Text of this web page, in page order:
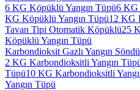
6 KG Köpüklü Yangın Tüpü6 KG
KG Köpüklü Yangın Tüpü12 KG
Tavan Tipi Otomatik Köpüklü25
Köpüklü Yangın Tüpü
Karbondioksit Gazlı Yangın
2 KG Karbondioksitli Yangın
Tüpü10 KG Karbondioksitli
Yangın Tüpü